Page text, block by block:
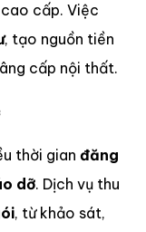
cao cấp. Việc
, tạo nguồn tiền
cấp nội thất.
thời gian đăng
dỡ. Dịch vụ thu
, từ khảo sát,